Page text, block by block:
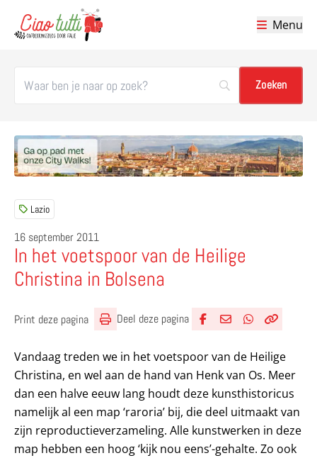
Menu
Lazio
16 september 2011
In het voetspoor van de Heilige
Christina in Bolsena
Print deze pagina Deel deze pagina
Vandaag treden we in het voetspoor van de Heilige
Christina, en wel aan de hand van Henk van Os. Meer
dan een halve eeuw lang houdt deze kunsthistoricus
namelijk al een map ‘raroria’ bij, die deel uitmaakt van
zijn reproductieverzameling. Alle kunstwerken in deze
map hebben een hoog ‘kijk nou eens’-gehalte. Zo ook